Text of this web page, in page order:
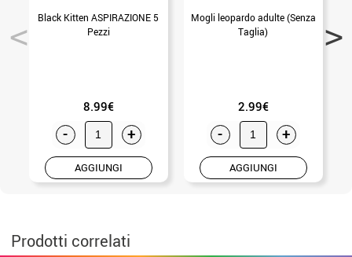
Black Kitten ASPIRAZIONE 5
Pezzi
8.99€
- +
AGGIUNGI
Mogli leopardo adulte (Senza
Taglia)
2.99€
- +
AGGIUNGI
Prodotti correlati